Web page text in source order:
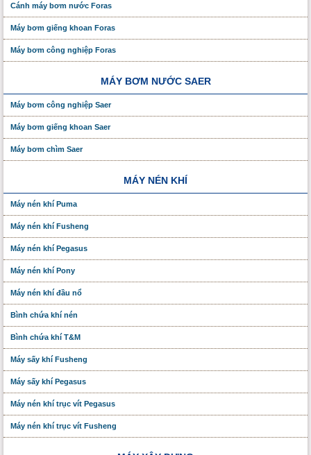
Cánh máy bơm nước Foras
Máy bơm giếng khoan Foras
Máy bơm công nghiệp Foras
MÁY BƠM NƯỚC SAER
Máy bơm công nghiệp Saer
Máy bơm giếng khoan Saer
Máy bơm chìm Saer
MÁY NÉN KHÍ
Máy nén khí Puma
Máy nén khí Fusheng
Máy nén khí Pegasus
Máy nén khí Pony
Máy nén khí đầu nổ
Bình chứa khí nén
Bình chứa khí T&M
Máy sấy khí Fusheng
Máy sấy khí Pegasus
Máy nén khí trục vít Pegasus
Máy nén khí trục vít Fusheng